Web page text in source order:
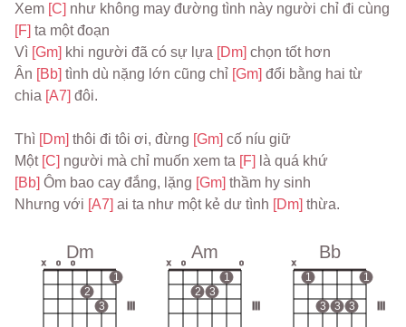
Xem [C]
[F] ta một đoạn
Vì [Gm] khi người đã có sự lựa [Dm] chọn tốt hơn
Ân [Bb] tình dù nặng lớn cũng chỉ [Gm] đổi bằng hai từ
chia [A7] đôi.
Thì [Dm] thôi đi tôi ơi, đừng [Gm] cố níu giữ
Một [C] người mà chỉ muốn xem ta [F] là quá khứ
[Bb] Ôm bao cay đắng, lặng [Gm] thầm hy sinh
Nhưng với [A7] ai ta như một kẻ dư tình [Dm] thừa.
Dm
x o o
2
3
1
Am
x o
2 3
1
o
Bb
x
1
3 3 3
1